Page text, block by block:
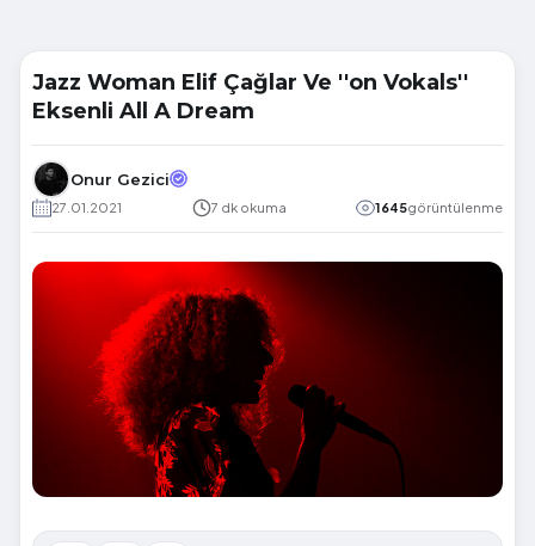
Jazz Woman Elif Çağlar Ve ''on Vokals''
Eksenli All A Dream
Onur Gezici
27.01.2021 7 dk okuma 1645görüntülenme